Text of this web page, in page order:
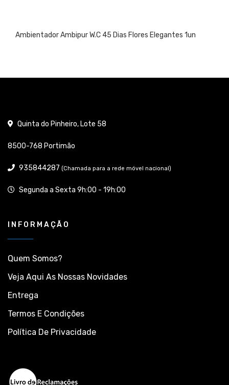
Ambientador Ambipur W.C 45 Dias Flores Elegantes 1un
Quinta do Pinheiro, Lote 58
8500-768 Portimão
935844287 (Chamada para a rede móvel nacional)
Segunda a Sexta 9h:00 - 19h:00
INFORMAÇÃO
Quem Somos?
Veja Aqui As Nossas Novidades
Entrega
Termos E Condições
Política De Privacidade